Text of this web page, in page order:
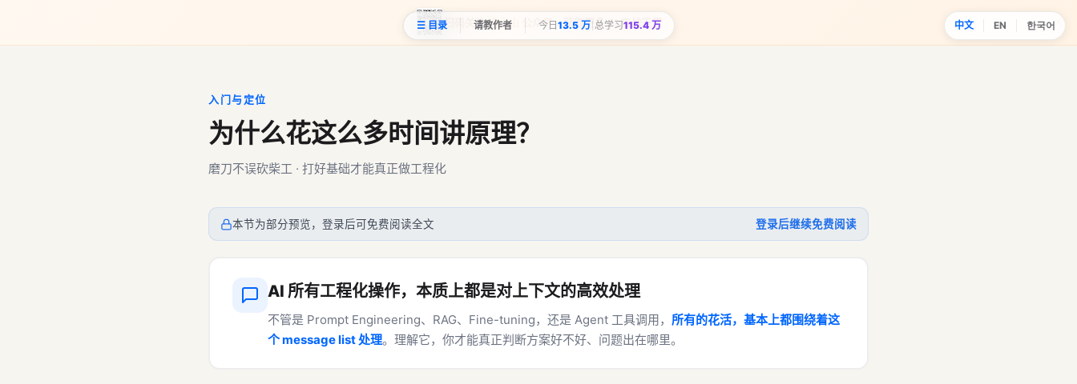
扫码关注洛小山 公众号，获取更多 AI 实战干货 ×
入门与定位
为什么花这么多时间讲原理？
磨刀不误砍柴工 · 打好基础才能真正做工程化
本节为部分预览，登录后可免费阅读全文 登录后继续免费阅读
AI 所有工程化操作，本质上都是对上下文的高效处理
不管是 Prompt Engineering、RAG、Fine-tuning，还是 Agent 工具调用， 所有的花活，基本上都围绕着这
个 message list 处理。理解它，你才能真正判断方案好不好、问题出在哪里。
☰ 目录 请教作者 今日 13.5 万 总学习115.4 万 中文 EN 한국어